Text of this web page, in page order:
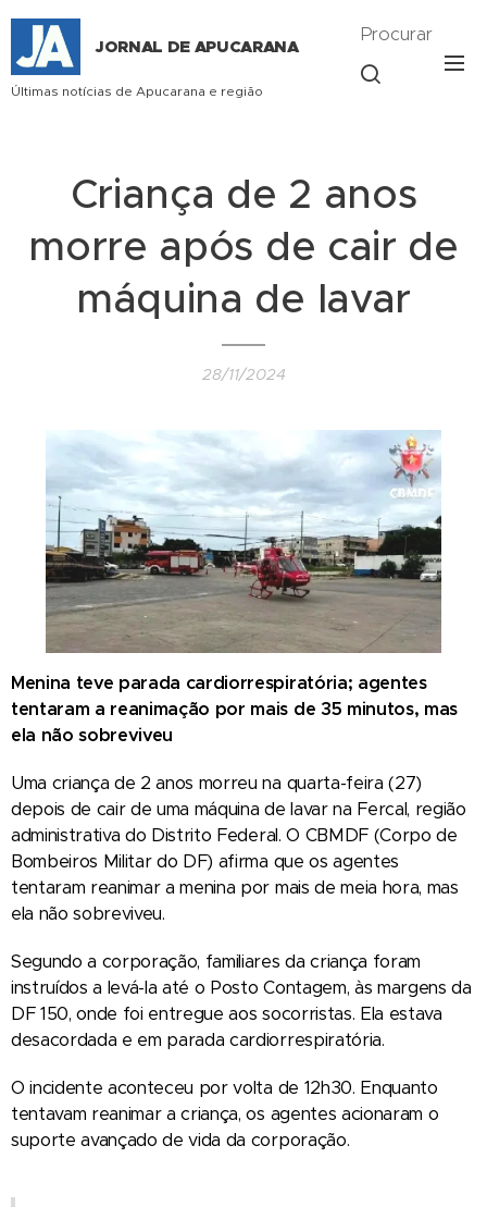
JORNAL DE APUCARANA
Últimas notícias de Apucarana e região
Procurar
Criança de 2 anos
morre após de cair de
máquina de lavar
28/11/2024
Menina teve parada cardiorrespiratória; agentes
tentaram a reanimação por mais de 35 minutos, mas
ela não sobreviveu
Uma criança de 2 anos morreu na quarta-feira (27)
depois de cair de uma máquina de lavar na Fercal, região
administrativa do Distrito Federal. O CBMDF (Corpo de
Bombeiros Militar do DF) afirma que os agentes
tentaram reanimar a menina por mais de meia hora, mas
ela não sobreviveu.
Segundo a corporação, familiares da criança foram
instruídos a levá-la até o Posto Contagem, às margens da
DF 150, onde foi entregue aos socorristas. Ela estava
desacordada e em parada cardiorrespiratória.
O incidente aconteceu por volta de 12h30. Enquanto
tentavam reanimar a criança, os agentes acionaram o
suporte avançado de vida da corporação.